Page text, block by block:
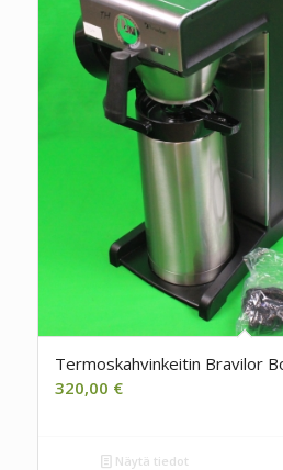
Termoskahvinkeitin Bravilor
320,00 €
Näytä tiedot